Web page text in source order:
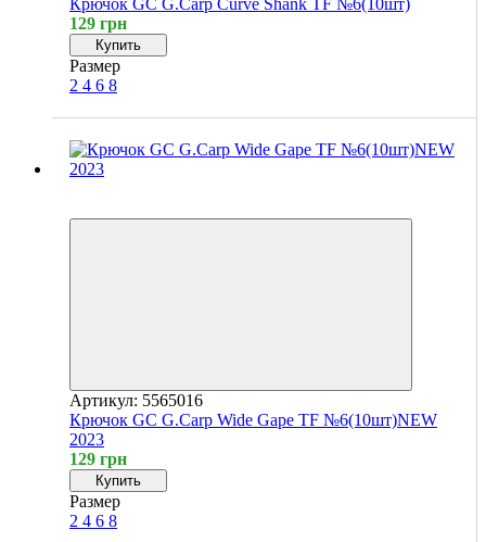
129 грн
Купить
Размер
2 4 6 8
Артикул: 5565016
Крючок GC G.Carp Wide Gape TF №6(10шт)NEW
2023
129 грн
Купить
Размер
2 4 6 8